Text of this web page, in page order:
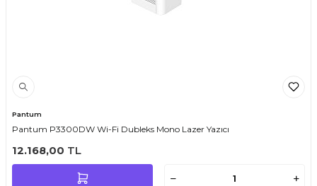
Pantum
Pantum P3300DW Wi-Fi Dubleks Mono Lazer Yazıcı
12.168,00 TL